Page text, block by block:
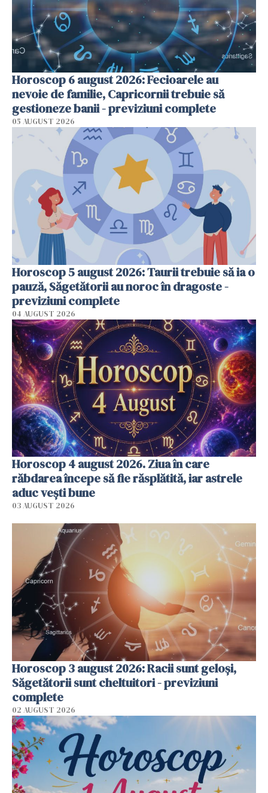
Horoscop 6 august 2026: Fecioarele au
nevoie de familie, Capricornii trebuie să
gestioneze banii - previziuni complete
05 AUGUST 2026
Horoscop 5 august 2026: Taurii trebuie să ia o
pauză, Săgetătorii au noroc în dragoste -
previziuni complete
04 AUGUST 2026
Horoscop 4 august 2026. Ziua în care
răbdarea începe să fie răsplătită, iar astrele
aduc vești bune
03 AUGUST 2026
Horoscop 3 august 2026: Racii sunt geloși,
Săgetătorii sunt cheltuitori - previziuni
complete
02 AUGUST 2026